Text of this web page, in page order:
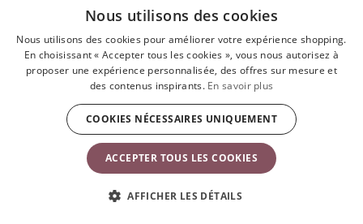
Nous utilisons des cookies
Nous utilisons des cookies pour améliorer votre expérience shopping.
En choisissant « Accepter tous les cookies », vous nous autorisez à
proposer une expérience personnalisée, des offres sur mesure et
des contenus inspirants. En savoir plus
ACCEPTER TOUS LES COOKIES
COOKIES NÉCESSAIRES UNIQUEMENT
AFFICHER LES DÉTAILS